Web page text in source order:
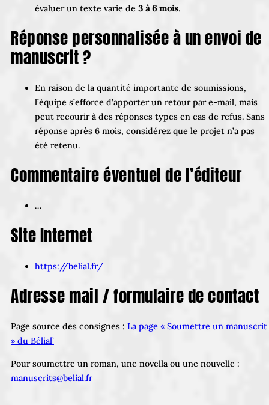
évaluer un texte varie de 3 à 6 mois.
Réponse personnalisée à un envoi de
manuscrit ?
En raison de la quantité importante de soumissions,
l’équipe s’efforce d’apporter un retour par e-mail, mais
peut recourir à des réponses types en cas de refus. Sans
réponse après 6 mois, considérez que le projet n’a pas
été retenu.
Commentaire éventuel de l’éditeur
…
Site Internet
https://belial.fr/
Adresse mail / formulaire de contact
Page source des consignes : La page « Soumettre un manuscrit
» du Bélial’
Pour soumettre un roman, une novella ou une nouvelle :
manuscrits@belial.fr